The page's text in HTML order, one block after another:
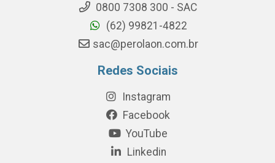
0800 7308 300 - SAC
(62) 99821-4822
sac@perolaon.com.br
Redes Sociais
Instagram
Facebook
YouTube
Linkedin